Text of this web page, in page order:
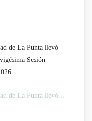
avanzaron
en
el
de
de La Punta llevó
Sesión
de La Punta llevó...